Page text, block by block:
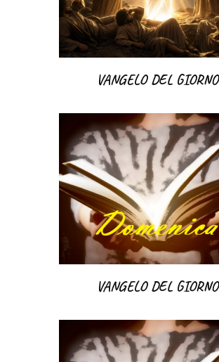
VANGELO DEL GIORNO
VANGELO DEL GIORNO